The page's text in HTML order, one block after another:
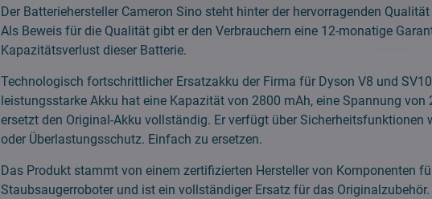
Der Batteriehersteller Cameron Sino steht hinter der hervorragenden
Als Beweis für die Qualität gibt er den Verbrauchern eine 12-monatige
Kapazitätsverlust dieser Batterie.
Technologisch fortschrittlicher Ersatzakku der Firma für Dyson V8 und
leistungsstarke Akku hat eine Kapazität von 2800 mAh, eine Spannung von
ersetzt den Original-Akku vollständig. Er verfügt über Sicherheitsfunktionen
oder Überlastungsschutz. Einfach zu ersetzen.
Das Produkt stammt von einem zertifizierten Hersteller von Komponenten
Staubsaugerroboter und ist ein vollständiger Ersatz für das Originalzubehör.